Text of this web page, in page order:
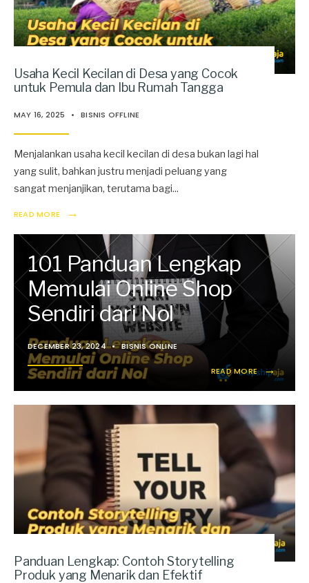
Usaha Kecil Kecilan di Desa yang Cocok
untuk Pemula dan Ibu Rumah Tangga
MAY 16, 2025 • BISNIS OFFLINE
Menjalankan usaha kecil kecilan di desa bukan lagi hal
yang sulit, bahkan justru menjadi peluang yang
sangat menjanjikan, terutama bagi...
READ MORE →
101 Panduan Lengkap
Memulai Online Shop
Sendiri dari Nol
DECEMBER 23, 2024 • BISNIS ONLINE
READ MORE →
Panduan Lengkap: Contoh Storytelling
Produk yang Menarik dan Efektif